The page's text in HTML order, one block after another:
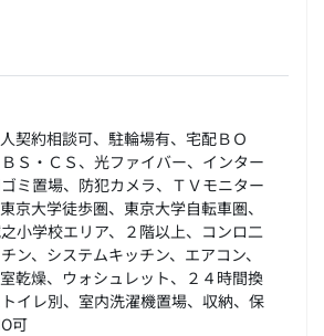
契約相談可、駐輪場有、宅配ＢＯ
Ｓ・ＣＳ、光ファイバー、インター
ミ置場、防犯カメラ、ＴＶモニター
京大学徒歩圏、東京大学自転車圏、
小学校エリア、２階以上、コンロ二
ン、システムキッチン、エアコン、
乾燥、ウォシュレット、２４時間換
イレ別、室内洗濯機置場、収納、保
可